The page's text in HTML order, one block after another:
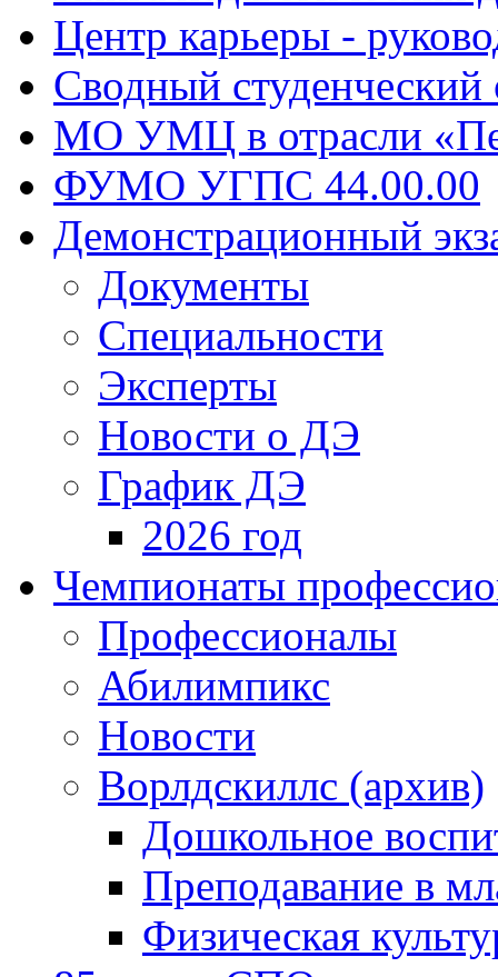
Центр карьеры -
Сводный
МО УМЦ в отрасли
ФУМО УГПС 44.00.00
Демонстрационный
Документы
Специальности
Эксперты
Новости о ДЭ
График ДЭ
2026 год
Чемпионаты
Профессионалы
Абилимпикс
Новости
Ворлдскиллс (архив)
Дошкольное
Преподавание в
Физическая